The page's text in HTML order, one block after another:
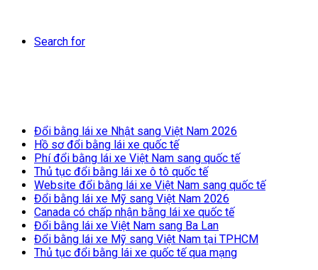
Search for
Đổi bằng lái xe Nhật sang Việt Nam 2026
Hồ sơ đổi bằng lái xe quốc tế
Phí đổi bằng lái xe Việt Nam sang quốc tế
Thủ tục đổi bằng lái xe ô tô quốc tế
Website đổi bằng lái xe Việt Nam sang quốc tế
Đổi bằng lái xe Mỹ sang Việt Nam 2026
Canada có chấp nhận bằng lái xe quốc tế
Đổi bằng lái xe Việt Nam sang Ba Lan
Đổi bằng lái xe Mỹ sang Việt Nam tại TPHCM
Thủ tục đổi bằng lái xe quốc tế qua mạng